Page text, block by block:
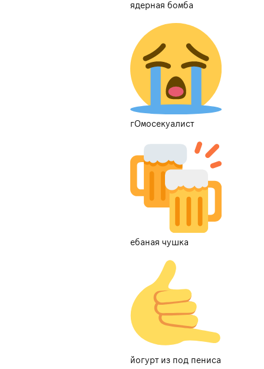
ядерная бомба
гОмосекуалист
ебаная чушка
йогурт из под пениса